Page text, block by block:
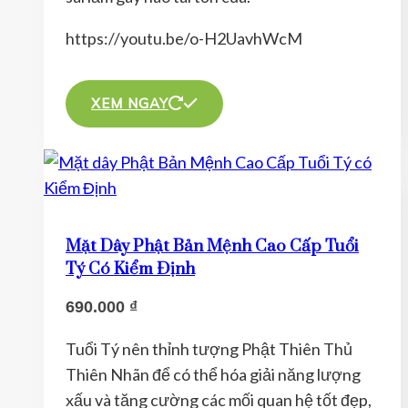
trang
sản
https://youtu.be/o-H2UavhWcM
XEM NGAY
phẩm
có
Các
thể
được
Mặt Dây Phật Bản Mệnh Cao Cấp Tuổi
Tý Có Kiểm Định
690.000 ₫
Tuổi Tý nên thỉnh tượng Phật Thiên Thủ
Thiên Nhãn để có thể hóa giải năng lượng
xấu và tăng cường các mối quan hệ tốt đẹp,